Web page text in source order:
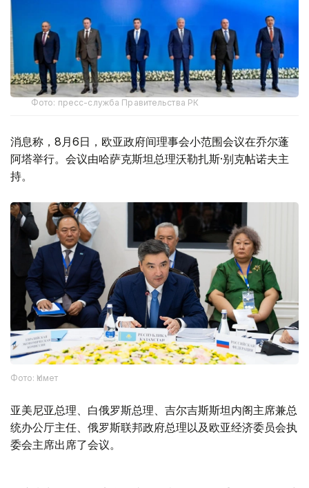
Фото: пресс-служба Правительства РК
消息称，8月6日，欧亚政府间理事会小范围会议在乔尔蓬
阿塔举行。会议由哈萨克斯坦总理沃勒扎斯·别克帖诺夫主
持。
Фото: Үкімет
亚美尼亚总理、白俄罗斯总理、吉尔吉斯斯坦内阁主席兼总
统办公厅主任、俄罗斯联邦政府总理以及欧亚经济委员会执
委会主席出席了会议。